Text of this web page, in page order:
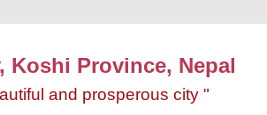
Koshi Province, Nepal
and prosperous city "